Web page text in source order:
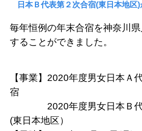
日本Ｂ代表第２次合宿(東日本地区
毎年恒例の年末合宿を神奈川
することができました。
【事業】2020年度男女日本Ａ
宿
2020年度男女日本Ｂ
(東日本地区）